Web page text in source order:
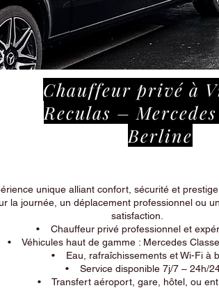
Chauffeur privé à
Reculas –
Berline
unique alliant confort, sécurité et
la journée, un déplacement professionnel ou
satisfaction.
• Chauffeur privé professionnel et
• Véhicules haut de gamme : Mercedes Classe
• Eau, rafraîchissements et Wi-Fi à
• Service disponible 7j/7 – 24h/
• Transfert aéroport, gare, hôtel, ou